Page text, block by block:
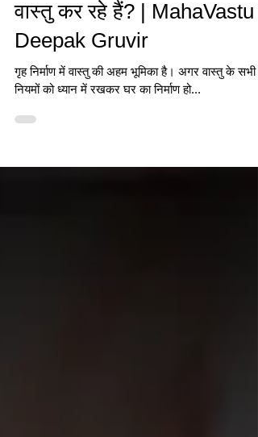
क्या आप अपने घर के लिए सही
वास्तु कर रहे हैं? | MahaVastu |
Deepak Gruvir
नियमों को ध्यान में रखकर घर का निर्माण हो...